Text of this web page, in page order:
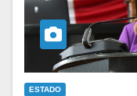
ESTADO